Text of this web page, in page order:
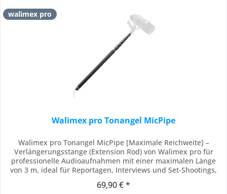
walimex pro
Walimex pro Tonangel MicPipe
Walimex pro Tonangel MicPipe [Maximale Reichweite] –
Verlängerungsstange (Extension Rod) von Walimex pro für
professionelle Audioaufnahmen mit einer maximalen Länge
von 3 m, ideal für Reportagen, Interviews und Set-Shootings,
kompatibel mit gängigem Kamerazubehör für eine präzise
69,90 € *